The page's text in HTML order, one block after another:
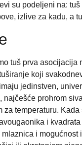
su podeljeni na:
izlive za kadu, a
tuš prva asocijacija
koji
jedinstven,
najčešće prohrom
za temperaturu.
i
i